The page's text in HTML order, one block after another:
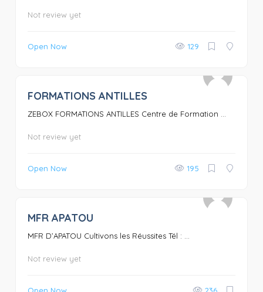
Not review yet
Open Now 129
FORMATIONS ANTILLES
ZEBOX FORMATIONS ANTILLES Centre de Formation ...
Not review yet
Open Now 195
MFR APATOU
MFR D’APATOU Cultivons les Réussites Tél : ...
Not review yet